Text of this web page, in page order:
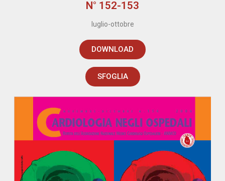
N° 152-153
luglio-ottobre
DOWNLOAD
SFOGLIA